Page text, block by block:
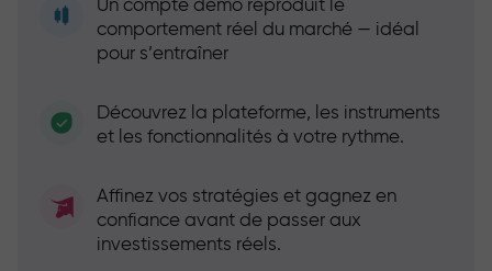
Un compte démo reproduit le
comportement réel du marché — idéal
pour s’entraîner
Découvrez la plateforme, les instruments
et les fonctionnalités à votre rythme.
Affinez vos stratégies et gagnez en
confiance avant de passer aux
investissements réels.